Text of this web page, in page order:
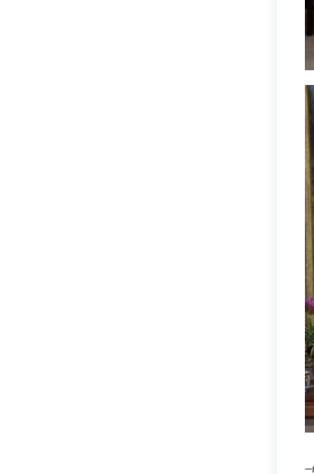
一